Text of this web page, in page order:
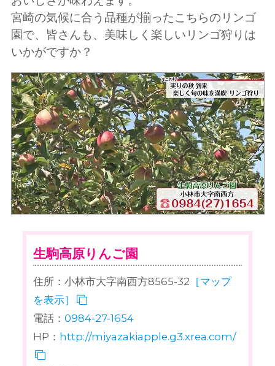
宮崎の気候に合う品種が揃ったこちらのリンゴ
園で、皆さんも、美味しく楽しいリンゴ狩りは
いかがですか？
生駒高原りんご園
住所：小林市大字南西方8565-32 ［マップ
を表示］
電話：0984-27-1654
HP： http://miyazakiapple.g3.xrea.com/